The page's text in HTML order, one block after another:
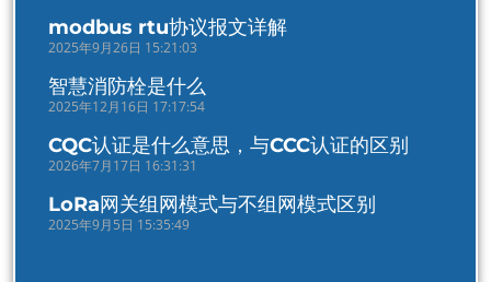
modbus rtu协议报文详解
2025年9月26日 15:21:03
智慧消防栓是什么
2025年12月16日 17:17:54
CQC认证是什么意思，与CCC认证的区别
2026年7月17日 16:31:31
LoRa网关组网模式与不组网模式区别
2025年9月5日 15:35:49